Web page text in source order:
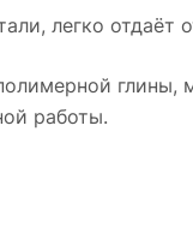
легко
глины,
работы.